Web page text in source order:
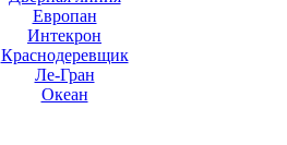
Европан
Интекрон
Краснодеревщик
Ле-Гран
Океан